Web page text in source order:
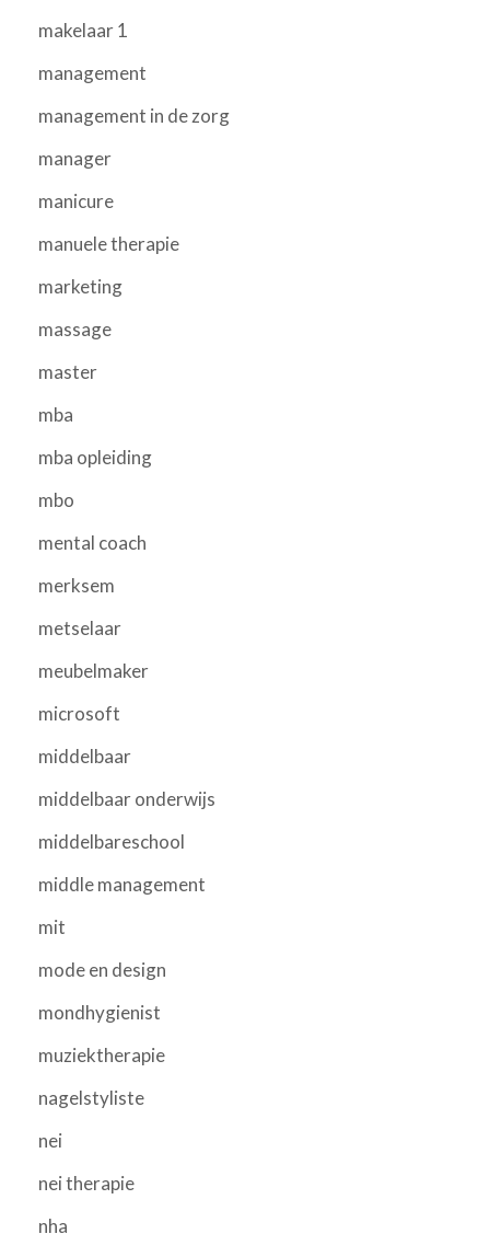
makelaar 1
management
management in de zorg
manager
manicure
manuele therapie
marketing
massage
master
mba
mba opleiding
mbo
mental coach
merksem
metselaar
meubelmaker
microsoft
middelbaar
middelbaar onderwijs
middelbareschool
middle management
mit
mode en design
mondhygienist
muziektherapie
nagelstyliste
nei
nei therapie
nha